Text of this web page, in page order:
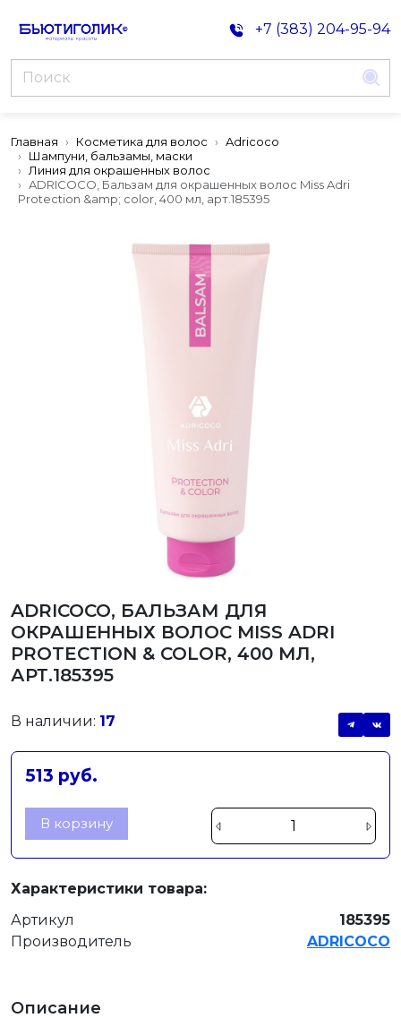
+7 (383) 204-95-94
Главная Косметика для волос
Adricoco
Шампуни, бальзамы, маски
Линия для окрашенных волос
ADRICOCO, Бальзам для окрашенных волос Miss Adri
Protection &amp; color, 400 мл, арт.185395
ADRICOCO, БАЛЬЗАМ ДЛЯ
ОКРАШЕННЫХ ВОЛОС MISS ADRI
PROTECTION & COLOR, 400 МЛ,
АРТ.185395
В наличии: 17
513 руб.
В корзину
Характеристики товара:
Артикул
185395
Производитель
ADRICOCO
Описание